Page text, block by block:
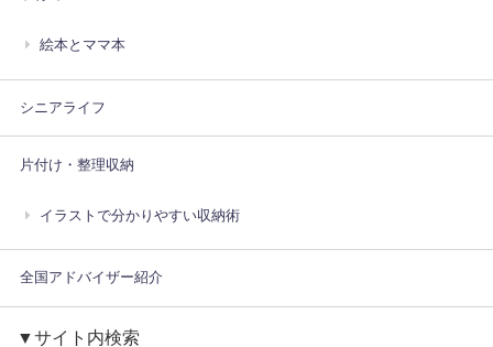
絵本とママ本
シニアライフ
片付け・整理収納
イラストで分かりやすい収納術
全国アドバイザー紹介
▼サイト内検索